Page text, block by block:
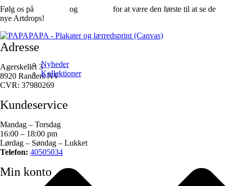
Nyheder
Kollektioner
Følg os på og
for at være den første til at se de
nye Artdrops!
Adresse
Agerskellet 3
8920 Randers NV
CVR: 37980269
Kundeservice
Mandag – Torsdag
16:00 – 18:00 pm
Lørdag – Søndag – Lukket
Telefon: 40505034
Min konto